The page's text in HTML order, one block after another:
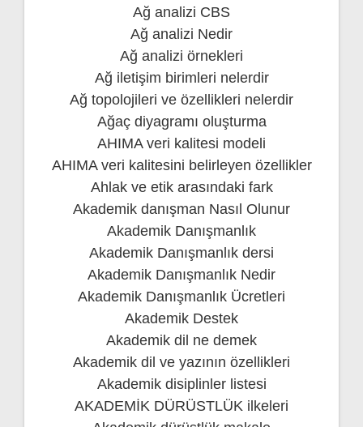
Ağ analizi CBS
Ağ analizi Nedir
Ağ analizi örnekleri
Ağ iletişim birimleri nelerdir
Ağ topolojileri ve özellikleri nelerdir
Ağaç diyagramı oluşturma
AHIMA veri kalitesi modeli
AHIMA veri kalitesini belirleyen özellikler
Ahlak ve etik arasındaki fark
Akademik danışman Nasıl Olunur
Akademik Danışmanlık
Akademik Danışmanlık dersi
Akademik Danışmanlık Nedir
Akademik Danışmanlık Ücretleri
Akademik Destek
Akademik dil ne demek
Akademik dil ve yazının özellikleri
Akademik disiplinler listesi
AKADEMİK DÜRÜSTLÜK ilkeleri